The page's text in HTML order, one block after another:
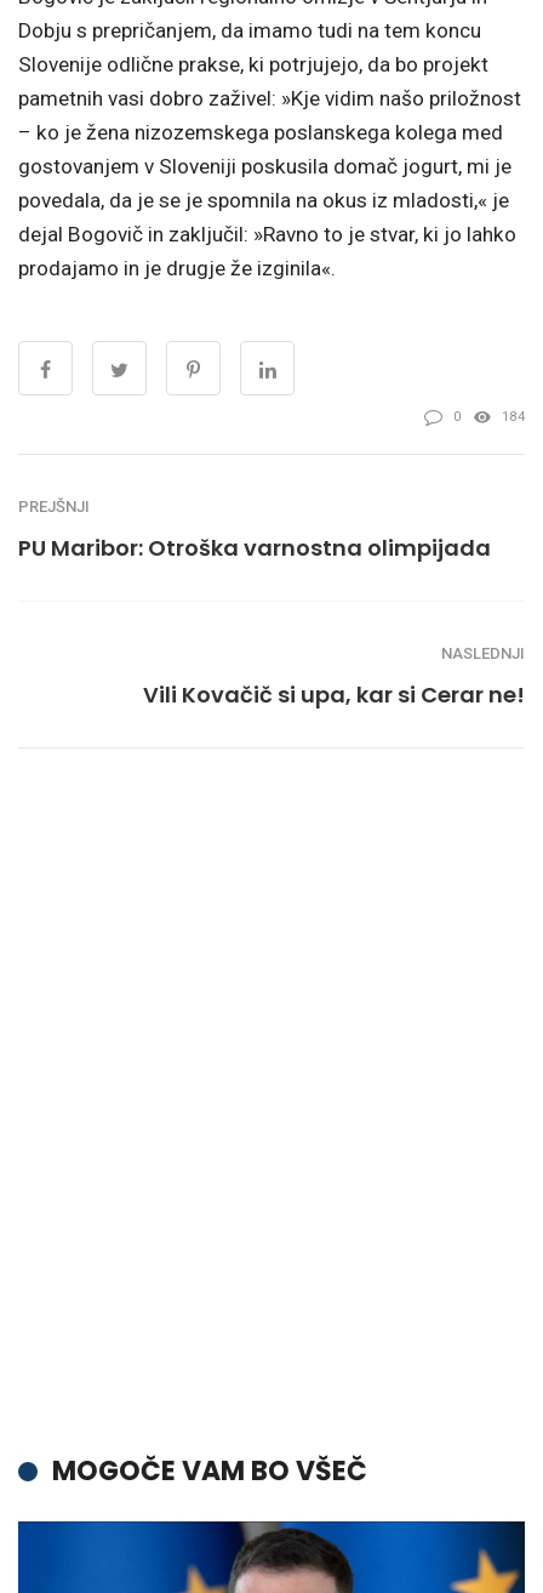
Dobju s prepričanjem, da imamo tudi na tem koncu
Slovenije odlične prakse, ki potrjujejo, da bo projekt
pametnih vasi dobro zaživel: »Kje vidim našo priložnost
– ko je žena nizozemskega poslanskega kolega med
gostovanjem v Sloveniji poskusila domač jogurt, mi je
povedala, da je se je spomnila na okus iz mladosti,« je
dejal Bogovič in zaključil: »Ravno to je stvar, ki jo lahko
prodajamo in je drugje že izginila«.
0 184
PREJŠNJI
PU Maribor: Otroška varnostna olimpijada
NASLEDNJI
Vili Kovačič si upa, kar si Cerar ne!
MOGOČE VAM BO VŠEČ